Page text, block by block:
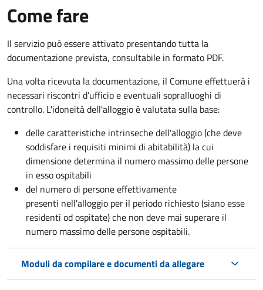
Come fare
Il servizio può essere attivato presentando tutta la
documentazione prevista, consultabile in formato PDF.
Una volta ricevuta la documentazione, il Comune effettuerà i
necessari riscontri d’ufficio e eventuali sopralluoghi di
controllo. L'idoneità dell'alloggio è valutata sulla base:
delle caratteristiche intrinseche dell'alloggio (che deve
soddisfare i requisiti minimi di abitabilità) la cui
dimensione determina il numero massimo delle persone
in esso ospitabili
del numero di persone effettivamente
presenti nell'alloggio per il periodo richiesto (siano esse
residenti od ospitate) che non deve mai superare il
numero massimo delle persone ospitabili.
Moduli da compilare e documenti da allegare